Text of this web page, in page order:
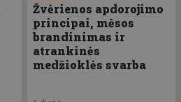
Žvėrienos apdorojimo
principai, mėsos
brandinimas ir
atrankinės
medžioklės svarba